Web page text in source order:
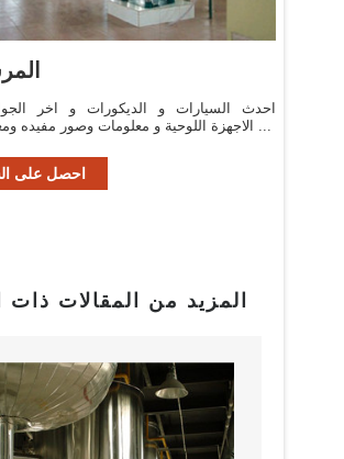
احدث السيارات و الديكورات و اخر
الاجهزة اللوحية و معلومات وصور مفيده ومعلومات ...
احصل على
المزيد من المقالات ذات